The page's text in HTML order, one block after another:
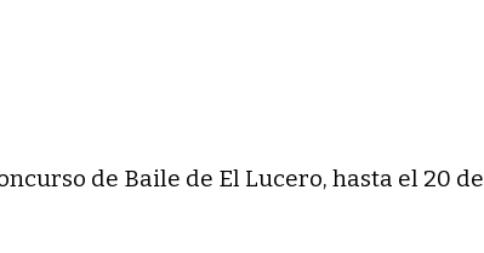
de Baile de El Lucero, hasta el 20 de